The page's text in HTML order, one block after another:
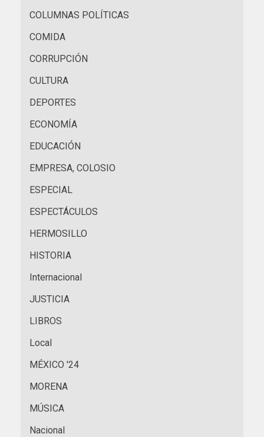
COLUMNAS POLÍTICAS
COMIDA
CORRUPCIÓN
CULTURA
DEPORTES
ECONOMÍA
EDUCACIÓN
EMPRESA, COLOSIO
ESPECIAL
ESPECTÁCULOS
HERMOSILLO
HISTORIA
Internacional
JUSTICIA
LIBROS
Local
MÉXICO '24
MORENA
MÚSICA
Nacional